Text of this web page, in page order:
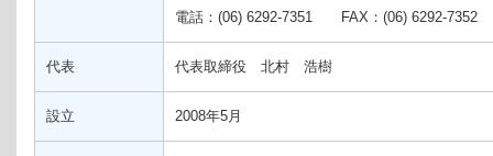
電話：(06) 6292-7351 FAX：(06) 6292-7352
代表 代表取締役 北村 浩樹
設立 2008年5月